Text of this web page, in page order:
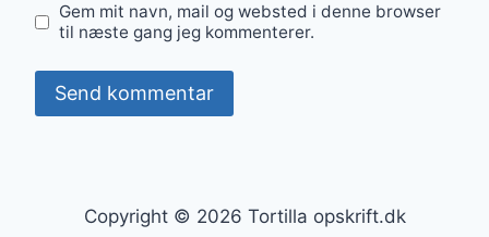
Gem mit navn, mail og websted i denne browser
til næste gang jeg kommenterer.
Copyright © 2026 Tortilla opskrift.dk